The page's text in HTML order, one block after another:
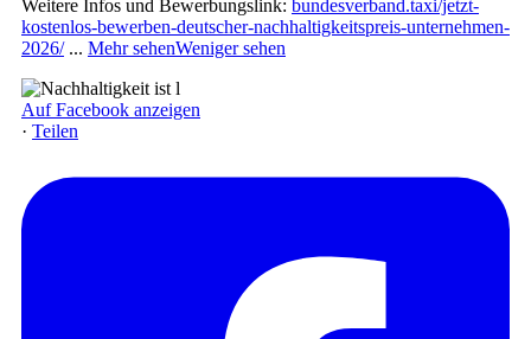
Weitere Infos und Bewerbungslink: bundesverband.taxi/jetzt-
kostenlos-bewerben-deutscher-nachhaltigkeitspreis-unternehmen-
2026/ ... Mehr sehenWeniger sehen
Auf Facebook anzeigen
· Teilen